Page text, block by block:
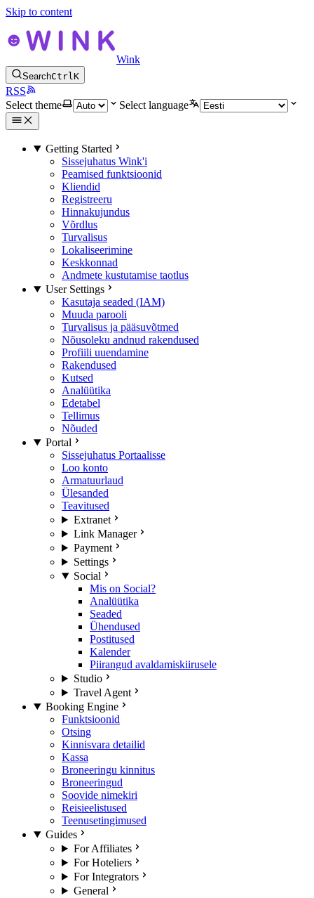
Skip to content
Wink
SearchCtrlK
RSS
Select theme
Select language
Getting Started
Sissejuhatus Wink'i
Peamised funktsioonid
Kliendid
Registreeru
Hinnakujundus
Võrdlus
Turvalisus
Lokaliseerimine
Keskkonnad
Andmete kustutamise taotlus
User Settings
Kasutaja seaded (IAM)
Muuda parooli
Turvalisus ja pääsuvõtmed
Nõusoleku andnud rakendused
Profiili uuendamine
Rakendused
Kutsed
Analüütika
Edetabel
Tellimus
Nõuded
Portal
Sissejuhatus Portaalisse
Loo konto
Armatuurlaud
Ülesanded
Teavitused
Extranet
Link Manager
Payment
Settings
Social
Mis on Social?
Analüütika
Seaded
Ühendused
Postitused
Kalender
Piirangud avaldamiskiirusele
Studio
Travel Agent
Booking Engine
Funktsioonid
Otsing
Kinnisvara detailid
Kassa
Broneeringu kinnitus
Broneeringud
Soovide nimekiri
Reisieelistused
Teenusetingimused
Guides
For Affiliates
For Hoteliers
For Integrators
General